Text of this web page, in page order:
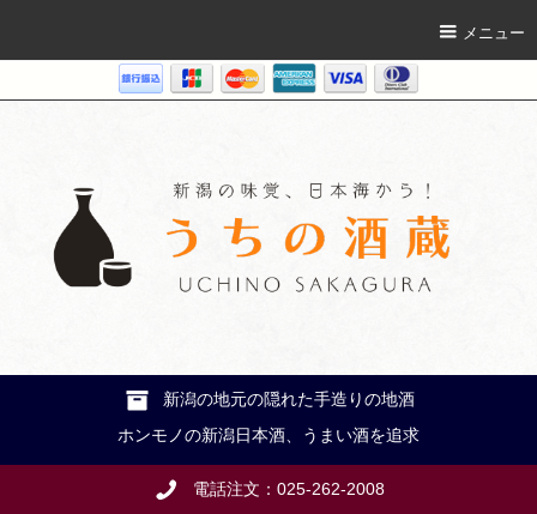
メニュー
新潟の地元の隠れた手造りの地酒
ホンモノの新潟日本酒、うまい酒を追求
電話注文：025-262-2008